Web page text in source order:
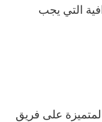
التي يجب
على فريق